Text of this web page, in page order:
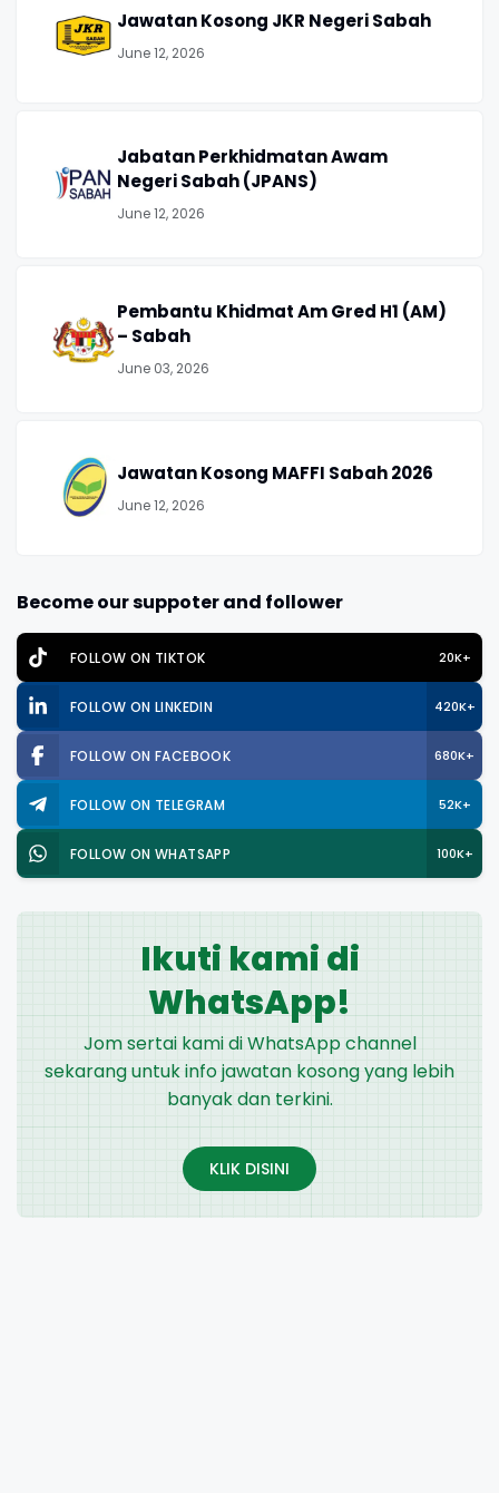
Jawatan Kosong JKR Negeri Sabah
June 12, 2026
Jabatan Perkhidmatan Awam
Negeri Sabah (JPANS)
June 12, 2026
Pembantu Khidmat Am Gred H1 (AM)
– Sabah
June 03, 2026
Jawatan Kosong MAFFI Sabah 2026
June 12, 2026
Become our suppoter and follower
FOLLOW ON TIKTOK 20K+
FOLLOW ON LINKEDIN 420K+
FOLLOW ON FACEBOOK 680K+
FOLLOW ON TELEGRAM 52K+
FOLLOW ON WHATSAPP 100K+
Ikuti kami di
WhatsApp!
Jom sertai kami di WhatsApp channel
sekarang untuk info jawatan kosong yang lebih
banyak dan terkini.
KLIK DISINI